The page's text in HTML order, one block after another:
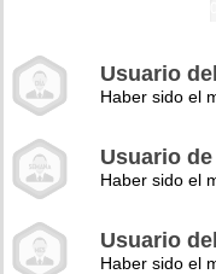
Usuario
Haber sido el
Usuario
Haber sido el
Usuario
Haber sido el